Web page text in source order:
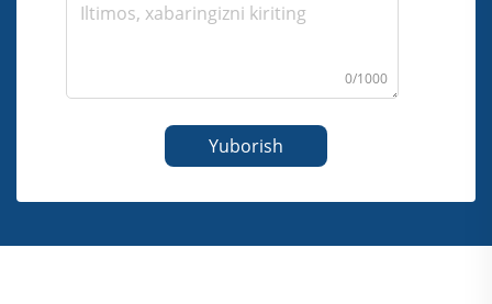
0/1000
Yuborish